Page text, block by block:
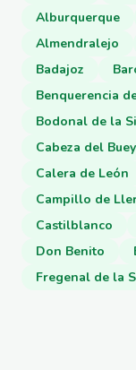
Alburquerque
Almendralejo
Badajoz
Benquerencia
Bodonal de la
Cabeza del Buey
Calera de León
Campillo de
Castilblanco
Don Benito
Fregenal de la